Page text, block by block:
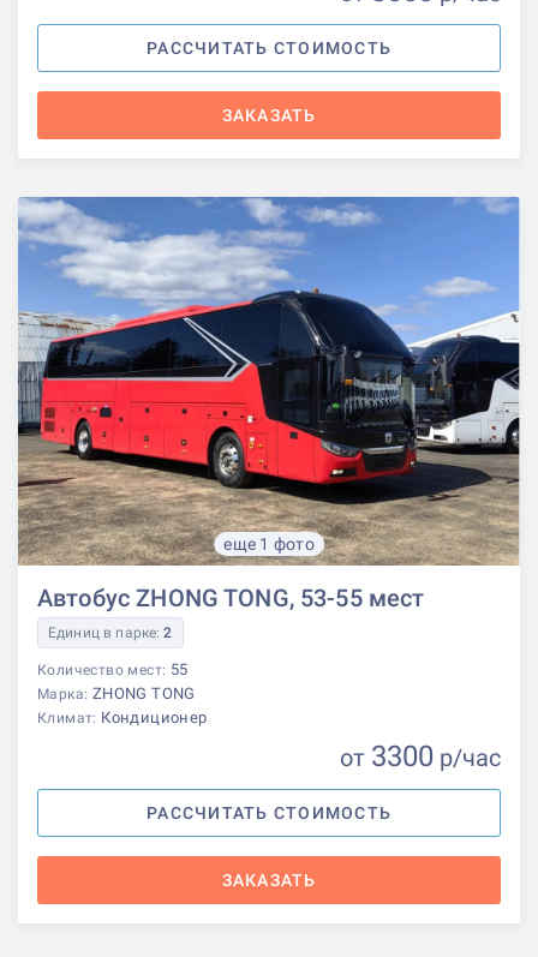
РАССЧИТАТЬ СТОИМОСТЬ
ЗАКАЗАТЬ
еще 1 фото
Автобус ZHONG TONG, 53-55 мест
Единиц в парке:2
Количество мест: 55
Марка: ZHONG TONG
Климат: Кондиционер
от 3300 р/час
РАССЧИТАТЬ СТОИМОСТЬ
ЗАКАЗАТЬ